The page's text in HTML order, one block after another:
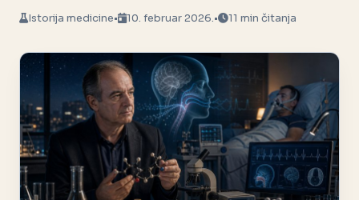
Istorija medicine• 10. februar 2026.• 11 min čitanja